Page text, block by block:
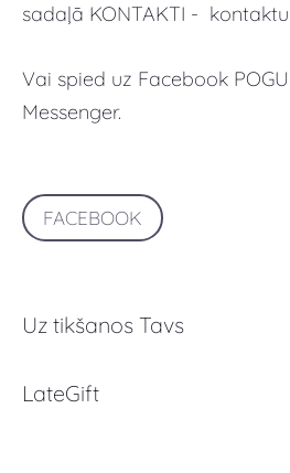
sadaļā KONTAKTI -
Vai spied uz Facebook
Messenger.
FACEBOOK
Uz tikšanos Tavs
LateGift